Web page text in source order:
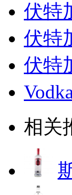
伏特
伏特
伏特
相关